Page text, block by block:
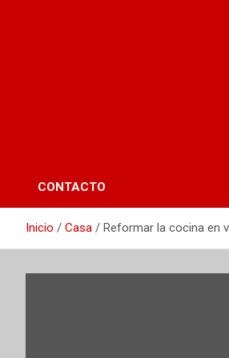
CONTACTO
Inicio Casa Reformar la cocina en